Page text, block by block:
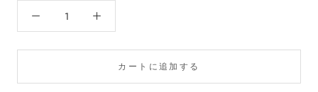
カートに追加する